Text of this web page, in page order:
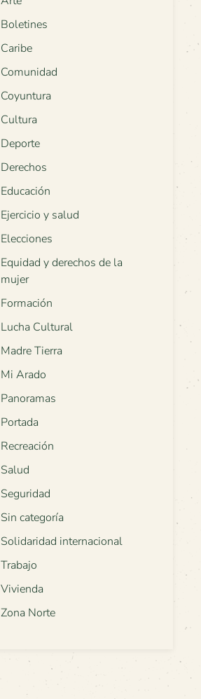
Boletines
Caribe
Comunidad
Coyuntura
Cultura
Deporte
Derechos
Educación
Ejercicio y salud
Elecciones
Equidad y derechos de la
mujer
Formación
Lucha Cultural
Madre Tierra
Mi Arado
Panoramas
Portada
Recreación
Salud
Seguridad
Sin categoría
Solidaridad internacional
Trabajo
Vivienda
Zona Norte